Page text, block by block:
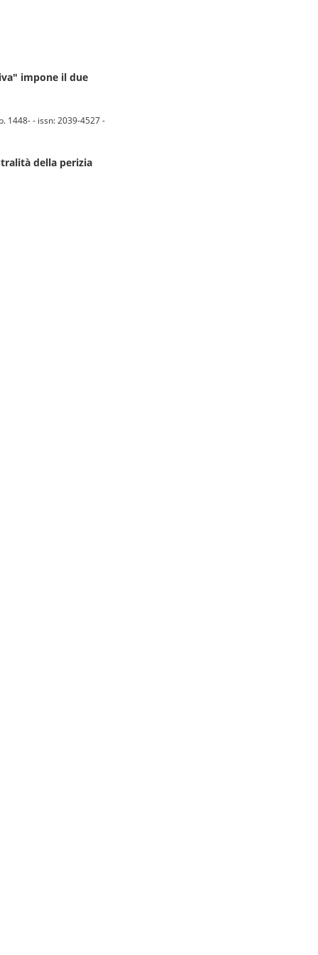
impone il due
1448- - issn: 2039-4527 -
della perizia